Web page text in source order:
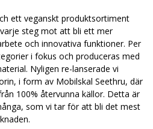
ett veganskt produktsortiment
steg mot att bli ett mer
och innovativa funktioner. Per
i fokus och produceras med
Nyligen re-lanserade vi
i form av Mobilskal Seethru, där
100% återvunna källor. Detta är
som vi tar för att bli det mest